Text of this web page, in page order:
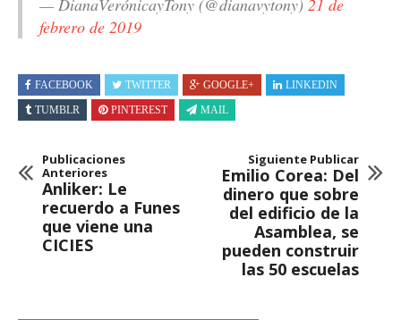
febrero de 2019
FACEBOOK TWITTER GOOGLE+
LINKEDIN
TUMBLR
PINTEREST MAIL
Publicaciones
Anteriores
Anliker: Le
recuerdo a Funes
que viene una
CICIES
Siguiente Publicar
Emilio Corea: Del
dinero que sobre
del edificio de la
Asamblea, se
pueden construir
las 50 escuelas